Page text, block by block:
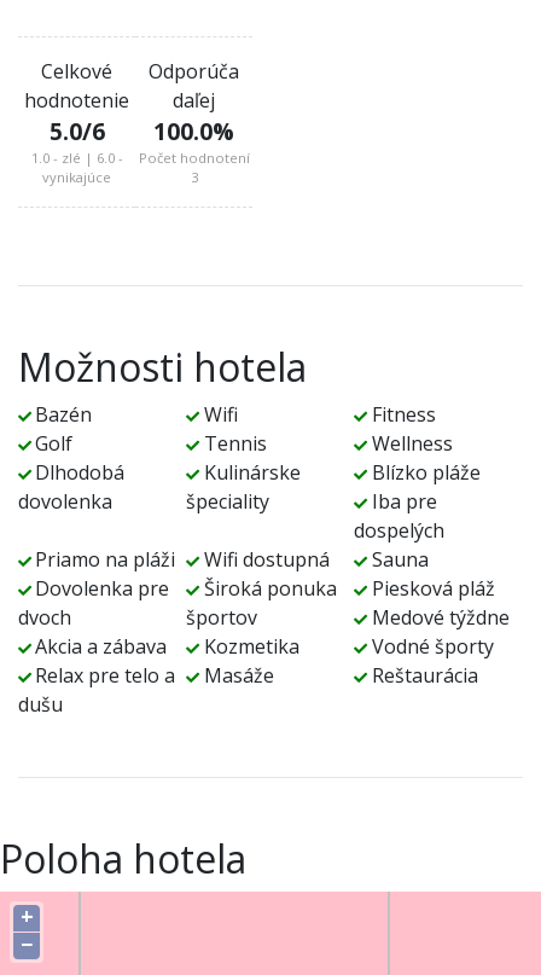
Celkové
hodnotenie
5.0/6
1.0 - zlé | 6.0 -
vynikajúce
Odporúča
daľej
100.0%
Počet hodnotení
3
Možnosti hotela
Bazén Wifi
Fitness
Golf
Tennis
Wellness
Dlhodobá
dovolenka
Kulinárske
špeciality
Blízko pláže
Iba pre
dospelých
Priamo na pláži
Wifi dostupná
Sauna
Dovolenka pre
dvoch
Široká ponuka
športov
Piesková pláž
Medové týždne
Akcia a zábava
Kozmetika
Vodné športy
Relax pre telo a
dušu
Masáže Reštaurácia
Poloha hotela
+
−